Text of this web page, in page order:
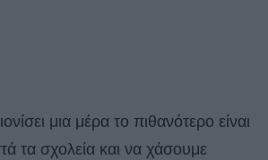
μια μέρα το πιθανότερο είναι
τα σχολεία και να χάσουμε